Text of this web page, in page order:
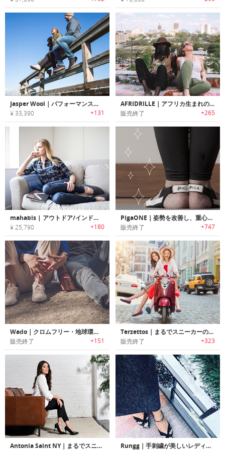
Jasper Wool｜パフォーマンス性に優れた地球にやさしいエコシューズ「ジャスパーウール」
¥ 33,390 +131
AFRIDRILLE｜アフリカ生まれのハンドメイドエスパドリーユシューズ「アフリドリール」
販売終了 +265
mahabis | アウトドア/インドア用に瞬時にソールを交換可能な快適フットウェア「マハビス」
¥ 25,790 +180
PigaONE｜姿勢を改善し、重心を最適な位置に修正するバランスフットウェア「ピガワン」
販売終了 +747
Wado｜クロムフリー・地球環境に優しい80’sデザインのスニーカー「ワードー」
販売終了 +151
Terzettos｜まるでスニーカーのような履き心地・機能性のフラットシューズ「テレゼトス」
販売終了 +323
Antonia Saint NY｜まるでスニーカーのような履き心地のテイラーフィットハイヒール「アントニアセイントNY」
Rungg｜手刺繍が美しいレディース用プレミアムヴィーガンシューズ「ルング」